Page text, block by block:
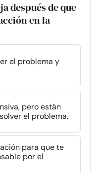
después de que
en la
el problema y
pero están
el problema.
para que te
por el